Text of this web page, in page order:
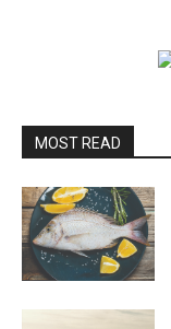
MOST READ